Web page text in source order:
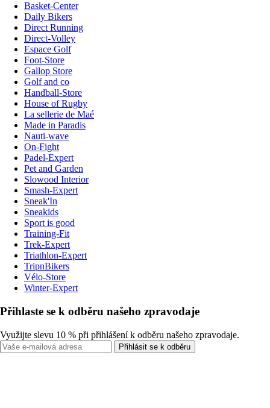
Basket-Center
Daily Bikers
Direct Running
Direct-Volley
Espace Golf
Foot-Store
Gallop Store
Golf and co
Handball-Store
House of Rugby
La sellerie de Maé
Made in Paradis
Nauti-wave
On-Fight
Padel-Expert
Pet and Garden
Slowood Interior
Smash-Expert
Sneak'In
Sneakids
Sport is good
Training-Fit
Trek-Expert
Triathlon-Expert
TripnBikers
Vélo-Store
Winter-Expert
Přihlaste se k odběru našeho zpravodaje
Využijte slevu 10 % při přihlášení k odběru našeho zpravodaje.
Přihlásit se k odběru